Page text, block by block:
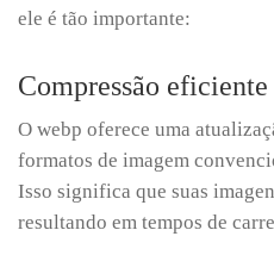
ele é tão importante:
Compressão eficiente
O webp oferece uma
formatos de imagem
Isso significa que suas
resultando em tempos de